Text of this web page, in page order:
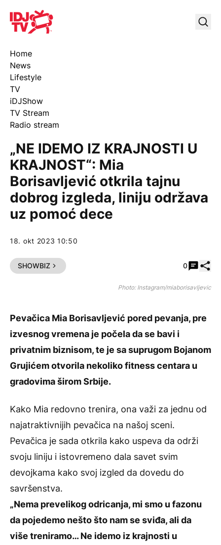
IDJ TV
Home
News
Lifestyle
TV
iDJShow
TV Stream
Radio stream
„NE IDEMO IZ KRAJNOSTI U
KRAJNOST“: Mia
Borisavljević otkrila tajnu
dobrog izgleda, liniju održava
uz pomoć dece
18. okt 2023 10:50
SHOWBIZ 0
Photo: Instagram/miaborisavljevic
Pevačica Mia Borisavljević pored pevanja, pre
izvesnog vremena je počela da se bavi i
privatnim biznisom, te je sa suprugom Bojanom
Grujićem otvorila nekoliko fitness centara u
gradovima širom Srbije.
Kako Mia redovno trenira, ona važi za jednu od
najatraktivnijih pevačica na našoj sceni.
Pevačica je sada otkrila kako uspeva da održi
svoju liniju i istovremeno dala savet svim
devojkama kako svoj izgled da dovedu do
savršenstva.
„Nema prevelikog odricanja, mi smo u fazonu
da pojedemo nešto što nam se sviđa, ali da
više treniramo… Ne idemo iz krajnosti u